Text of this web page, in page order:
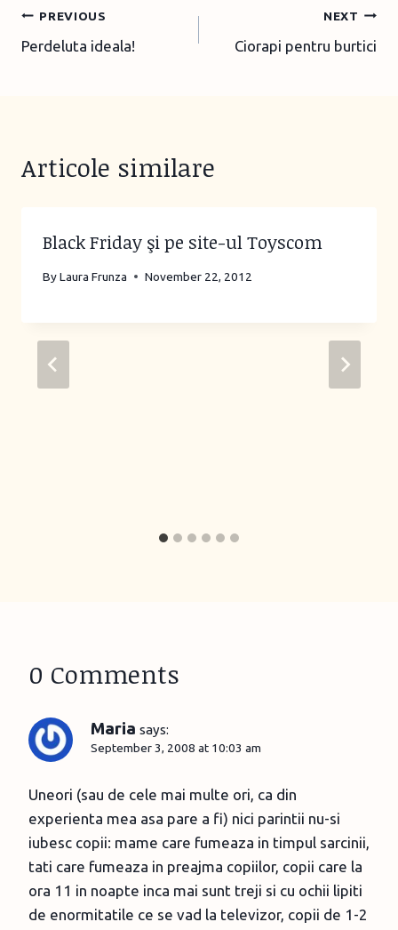
Post
navigation
PREVIOUS
Perdeluta ideala!
NEXT
Ciorapi pentru burtici
Articole similare
Black Friday şi pe site-ul Toyscom
ByLaura Frunza November 22, 2012
0 Comments
Maria says:
September 3, 2008 at 10:03 am
Uneori (sau de cele mai multe ori, ca din
experienta mea asa pare a fi) nici parintii nu-si
iubesc copii: mame care fumeaza in timpul sarcinii,
tati care fumeaza in preajma copiilor, copii care la
ora 11 in noapte inca mai sunt treji si cu ochii lipiti
de enormitatile ce se vad la televizor, copii de 1-2